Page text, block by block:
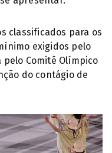
classificados para os
exigidos pelo
Comitê Olímpico
do contágio de